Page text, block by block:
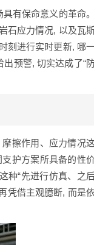
有保命意义的革命。
石应力情况, 以及瓦
刻进行实时更新, 哪
预警, 切实达成了“
擦作用、应力情况
护方案所具备的性
种“先进行仿真、之
凭借主观臆断, 而是